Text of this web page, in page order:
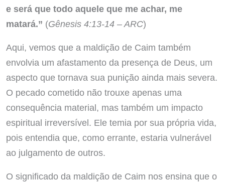
e será que todo aquele que me achar, me
matará.” (Gênesis 4:13-14 – ARC)
Aqui, vemos que a maldição de Caim também
envolvia um afastamento da presença de Deus, um
aspecto que tornava sua punição ainda mais severa.
O pecado cometido não trouxe apenas uma
consequência material, mas também um impacto
espiritual irreversível. Ele temia por sua própria vida,
pois entendia que, como errante, estaria vulnerável
ao julgamento de outros.
O significado da maldição de Caim nos ensina que o